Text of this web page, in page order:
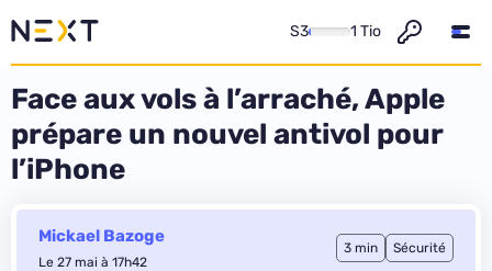
S3 1 Tio
Face aux vols à l’arraché, Apple
prépare un nouvel antivol pour
l’iPhone
Mickael Bazoge
Le 27 mai à 17h42
3 min Sécurité